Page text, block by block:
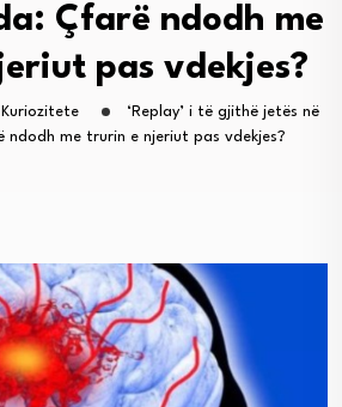
Çfarë ndodh me
pas vdekjes?
Kuriozitete
‘Replay’ i të gjithë jetës në
ndodh me trurin e njeriut pas vdekjes?